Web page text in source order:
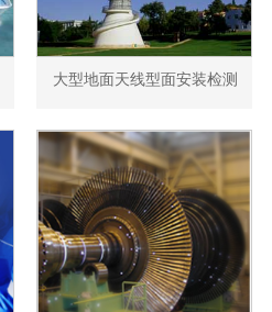
大型地面天线型面安装检测